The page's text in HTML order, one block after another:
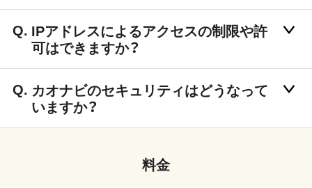
IPアドレスによるアクセスの制限や許
可はできますか？
カオナビのセキュリティはどうなって
いますか？
料金